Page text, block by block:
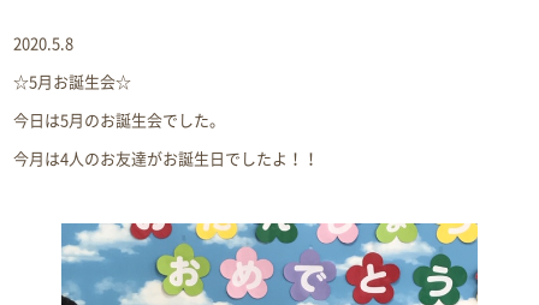
2020.5.8
☆5月お誕生会☆
今日は5月のお誕生会でした。
今月は4人のお友達がお誕生日でしたよ！！